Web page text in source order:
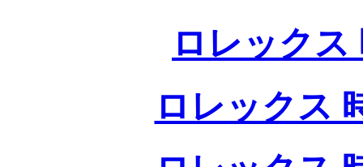
ロレックス
ロレックス